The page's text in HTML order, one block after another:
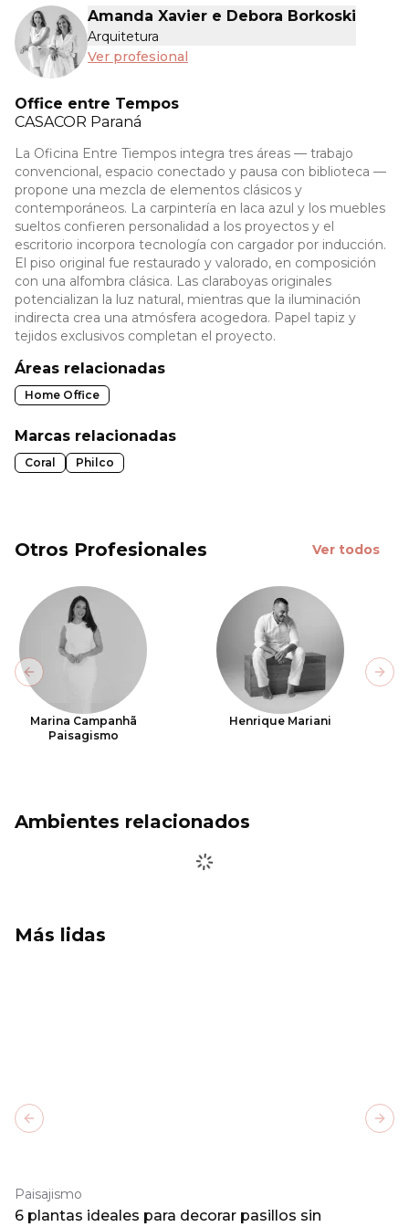
Amanda Xavier e Debora Borkoski
Arquitetura
Ver profesional
Office entre Tempos
CASACOR Paraná
La Oficina Entre Tiempos integra tres áreas — trabajo
convencional, espacio conectado y pausa con biblioteca —
propone una mezcla de elementos clásicos y
contemporáneos. La carpintería en laca azul y los muebles
sueltos confieren personalidad a los proyectos y el
escritorio incorpora tecnología con cargador por inducción.
El piso original fue restaurado y valorado, en composición
con una alfombra clásica. Las claraboyas originales
potencializan la luz natural, mientras que la iluminación
indirecta crea una atmósfera acogedora. Papel tapiz y
tejidos exclusivos completan el proyecto.
Áreas relacionadas
Home Office
Marcas relacionadas
Coral Philco
Otros Profesionales Ver todos
Marina Campanhã
Paisagismo
Henrique Mariani
Previous slide
Ambientes relacionados
Más lidas
Paisajismo
6 plantas ideales para decorar pasillos sin
Previous slide